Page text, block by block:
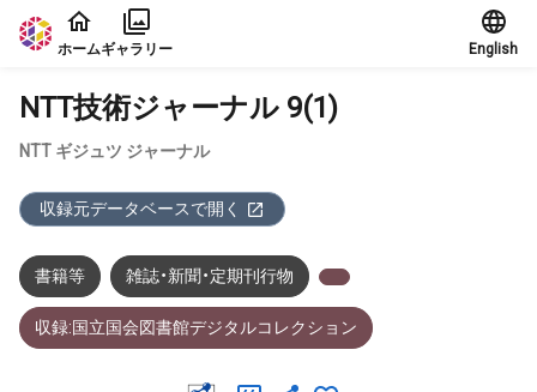
本文に飛ぶ
ホームギャラリー English
NTT技術ジャーナル 9(1)
NTT ギジュツ ジャーナル
収録元データベースで開く
書籍等 雑誌・新聞・定期刊行物
収録:国立国会図書館デジタルコレクション